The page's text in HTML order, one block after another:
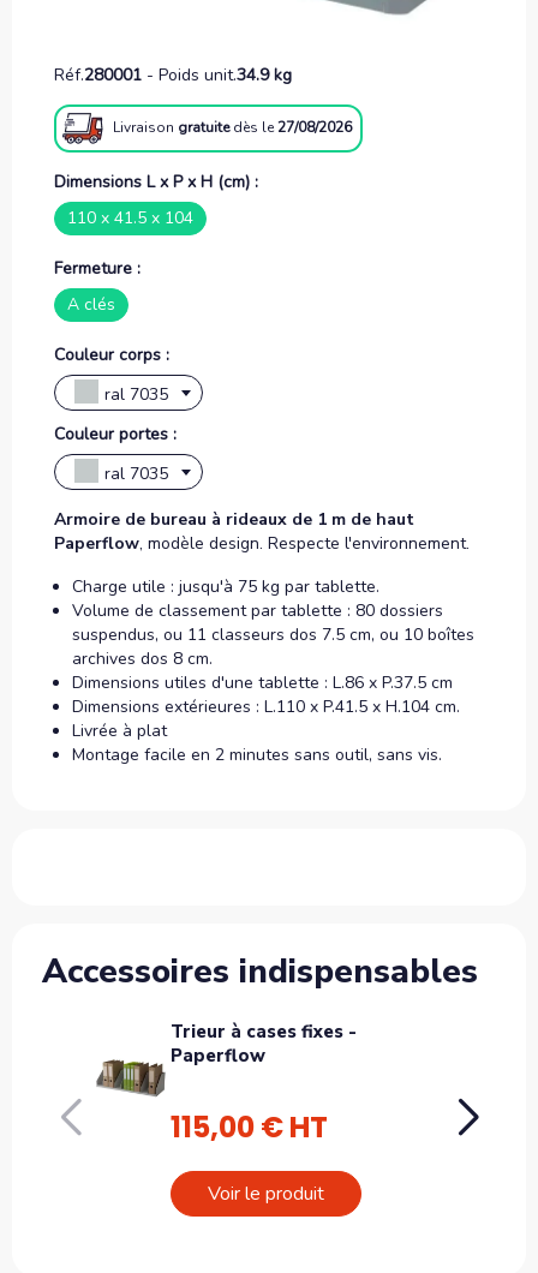
Réf.280001 - Poids unit.34.9 kg
Livraison gratuite dès le27/08/2026
Dimensions L x P x H (cm) :
110 x 41.5 x 104
Fermeture :
A clés
Couleur corps :
ral 7035
Couleur portes :
ral 7035
Armoire de bureau à rideaux de 1 m de haut
Paperflow, modèle design. Respecte l'environnement.
Charge utile : jusqu'à 75 kg par tablette.
Volume de classement par tablette : 80 dossiers
suspendus, ou 11 classeurs dos 7.5 cm, ou 10 boîtes
archives dos 8 cm.
Dimensions utiles d'une tablette : L.86 x P.37.5 cm
Dimensions extérieures : L.110 x P.41.5 x H.104 cm.
Livrée à plat
Montage facile en 2 minutes sans outil, sans vis.
Accessoires indispensables
Trieur à cases fixes -
Paperflow
115,00 € HT
Voir le produit